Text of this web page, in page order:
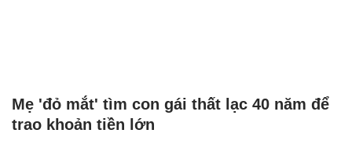
Mẹ 'đỏ mắt' tìm con gái thất lạc 40 năm để
trao khoản tiền lớn